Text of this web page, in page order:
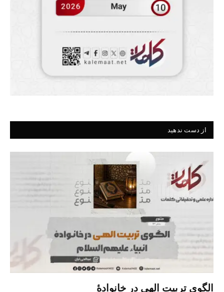
از دست ندهید
الگوی تربیت الهی در خانوادۀ